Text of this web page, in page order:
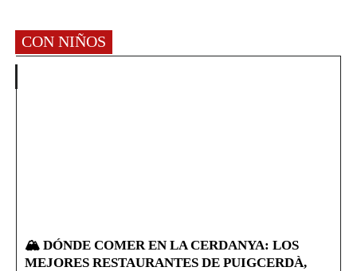
CON NIÑOS
🏔️ DÓNDE COMER EN LA CERDANYA: LOS
MEJORES RESTAURANTES DE PUIGCERDÀ,